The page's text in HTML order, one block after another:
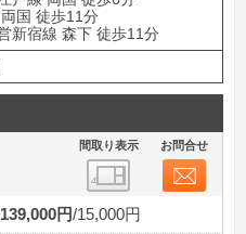
国 徒歩11分
新宿線 森下 徒歩11分
間取り表示 お問合せ
139,000円 15,000円